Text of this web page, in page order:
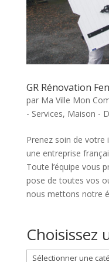
GR Rénovation
par Ma Ville Mon
- Services, Maison -
Prenez soin de votre
une entreprise
Toute l’équipe vous
pose de toutes vos
nous mettons notre
Choisissez
Choisissez